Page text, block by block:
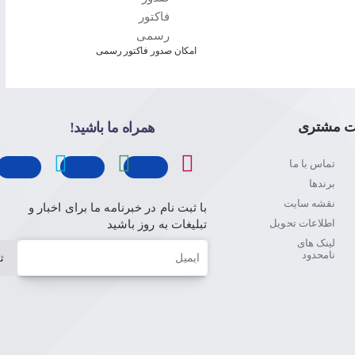
و آراستگی را از تمام زوایا مشاهده کنید.
صوتی دیگر مجبور نیستید بین کانال‌های تلویزیونی بگردید.
امکان صدور فاکتور رسمی
مشتری
تماس با ما
برندها
نقشه سایت
اطلاعات تحویل
لینک های
نامحدود
همراه ما باشید!
با ثبت نام در خبرنامه ما برای اخبار و
تبلیغات به روز باشید
ایمیل